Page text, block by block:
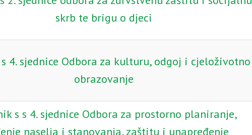
skrb te brigu o djeci
4. sjednice Odbora za kulturu, odgoj i cjeloživotno
obrazovanje
s s 4. sjednice Odbora za prostorno planiranje,
naselja i stanovanja, zaštitu i unapređenje